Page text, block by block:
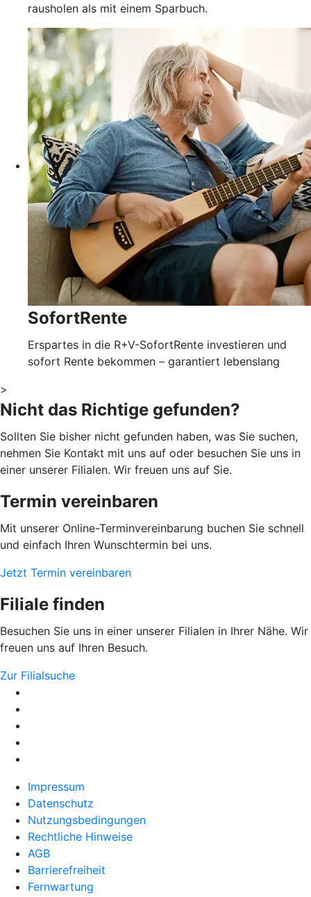
rausholen als mit einem Sparbuch.
SofortRente
Erspartes in die R+V-SofortRente investieren und
sofort Rente bekommen – garantiert lebenslang
>
Nicht das Richtige gefunden?
Sollten Sie bisher nicht gefunden haben, was Sie suchen,
nehmen Sie Kontakt mit uns auf oder besuchen Sie uns in
einer unserer Filialen. Wir freuen uns auf Sie.
Termin vereinbaren
Mit unserer Online-Terminvereinbarung buchen Sie schnell
und einfach Ihren Wunschtermin bei uns.
Jetzt Termin vereinbaren
Filiale finden
Besuchen Sie uns in einer unserer Filialen in Ihrer Nähe. Wir
freuen uns auf Ihren Besuch.
Zur Filialsuche
Impressum
Datenschutz
Nutzungsbedingungen
Rechtliche Hinweise
AGB
Barrierefreiheit
Fernwartung